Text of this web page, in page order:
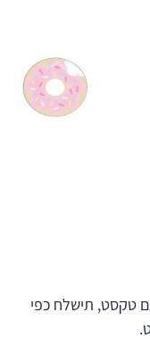
טקסט, תישלח כפי